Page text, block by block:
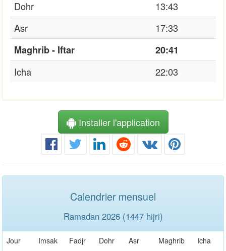
Dohr
13:43
Asr
17:33
Maghrib - Iftar
20:41
Icha
22:03
Installer l'application
Calendrier mensuel
Ramadan 2026 (1447 hijri)
Jour Imsak Fadjr Dohr Asr
Maghrib
Icha